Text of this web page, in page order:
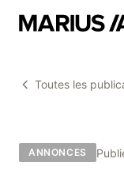
Toutes les
ANNONCES